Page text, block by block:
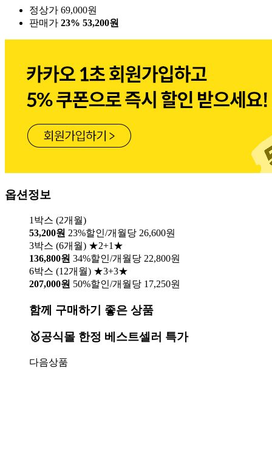
정상가 69,000원
판매가 23% 53,200원
옵션정보
1박스 (2개월)
53,200원 23%할인/개월당 26,600원
3박스 (6개월) ★2+1★
136,800원 34%할인/개월당 22,800원
6박스 (12개월) ★3+3★
207,000원 50%할인/개월당 17,250원
함께 구매하기 좋은 상품
🥇공식몰 한정 베스트셀러 특가
다음상품